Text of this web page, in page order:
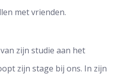
met vrienden.
zijn studie aan het
zijn stage bij ons. In zijn